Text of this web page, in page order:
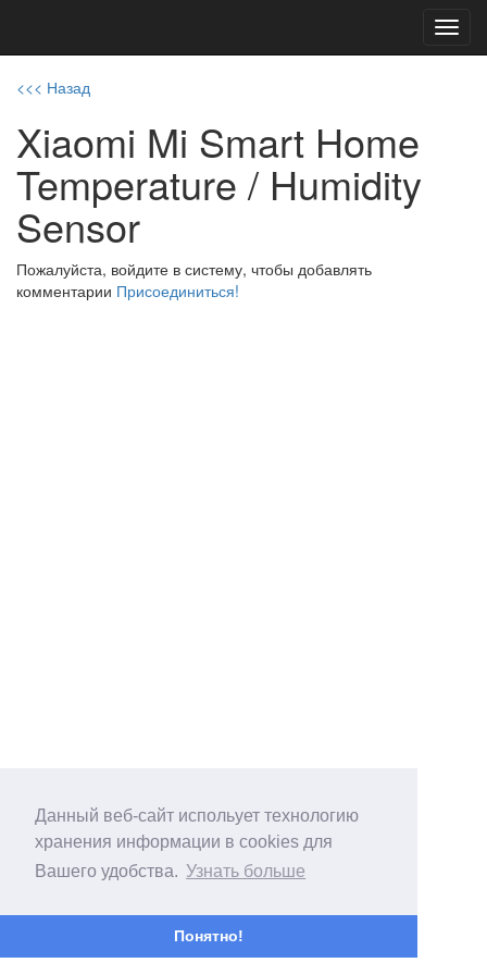
Данный веб-сайт испольует технологию
хранения информации в cookies для
Вашего удобства. Узнать больше
Понятно!
<<< Назад
Xiaomi Mi Smart Home
Temperature / Humidity
Sensor
Пожалуйста, войдите в систему, чтобы добавлять
комментарии Присоединиться!